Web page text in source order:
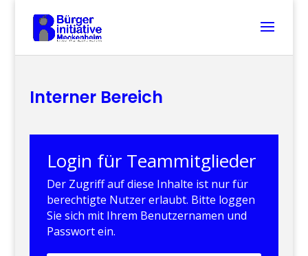
Interner Bereich
Login für Teammitglieder
Der Zugriff auf diese Inhalte ist nur für
berechtigte Nutzer erlaubt. Bitte loggen
Sie sich mit Ihrem Benutzernamen und
Passwort ein.